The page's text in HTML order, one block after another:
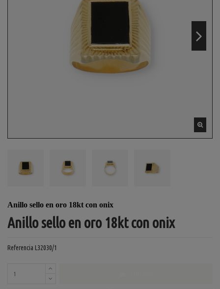
Anillo sello en oro 18kt con onix
Anillo sello en oro 18kt con onix
Referencia L32030/1